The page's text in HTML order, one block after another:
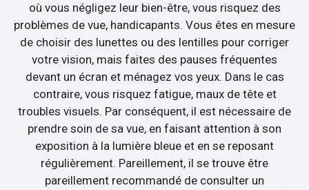
où vous négligez leur bien-être, vous risquez des
problèmes de vue, handicapants. Vous êtes en mesure
de choisir des lunettes ou des lentilles pour corriger
votre vision, mais faites des pauses fréquentes
devant un écran et ménagez vos yeux. Dans le cas
contraire, vous risquez fatigue, maux de tête et
troubles visuels. Par conséquent, il est nécessaire de
prendre soin de sa vue, en faisant attention à son
exposition à la lumière bleue et en se reposant
régulièrement. Pareillement, il se trouve être
pareillement recommandé de consulter un